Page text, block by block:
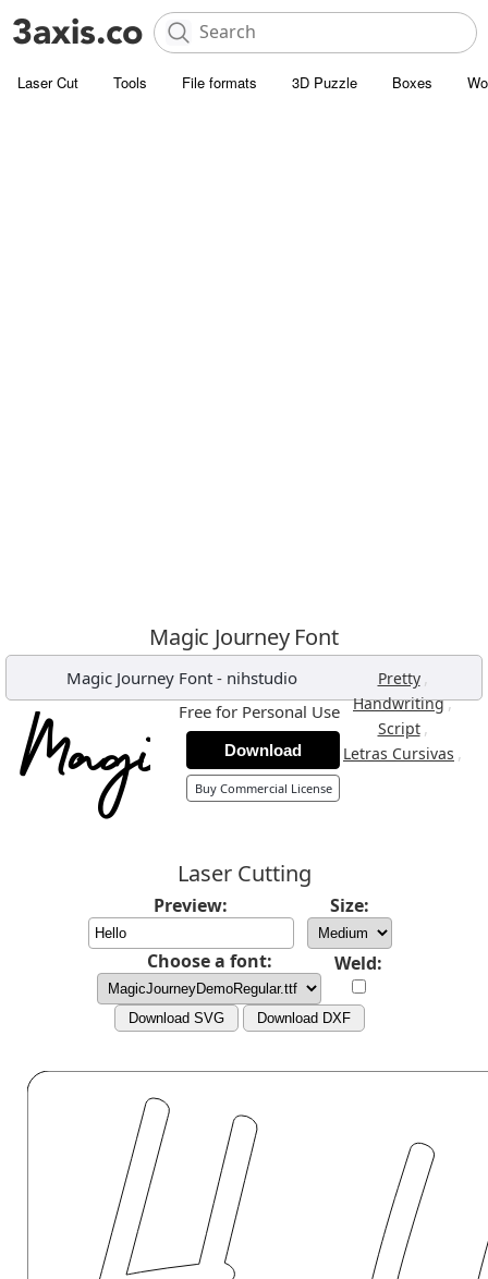
Laser Cut Tools File formats 3D Puzzle Boxes
Magic Journey Font
Magic Journey Font- nihstudio Pretty ,
Handwriting,
Script ,
Letras Cursivas ,
Free for Personal Use
Download
Buy Commercial License
Laser Cutting
Preview: Size:
Choose a font: Weld:
Download SVG Download DXF